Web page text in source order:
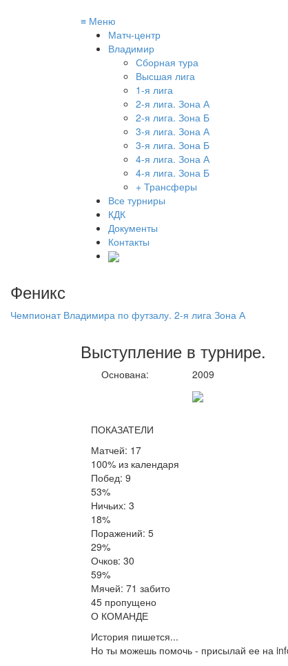
≡ Меню
Матч-центр
Владимир
Сборная тура
Высшая лига
1-я лига
2-я лига. Зона А
2-я лига. Зона Б
3-я лига. Зона А
3-я лига. Зона Б
4-я лига. Зона А
4-я лига. Зона Б
+ Трансферы
Все турниры
КДК
Документы
Контакты
Феникс
Чемпионат Владимира по футзалу. 2-я лига Зона А
Выступление в турнире.
Основана: 2009
ПОКАЗАТЕЛИ
Матчей: 17
100% из календаря
Побед: 9
53%
Ничьих: 3
18%
Поражений: 5
29%
Очков: 30
59%
Мячей: 71 забито
45 пропущено
О КОМАНДЕ
История пишется...
Но ты можешь помочь - присылай ее на